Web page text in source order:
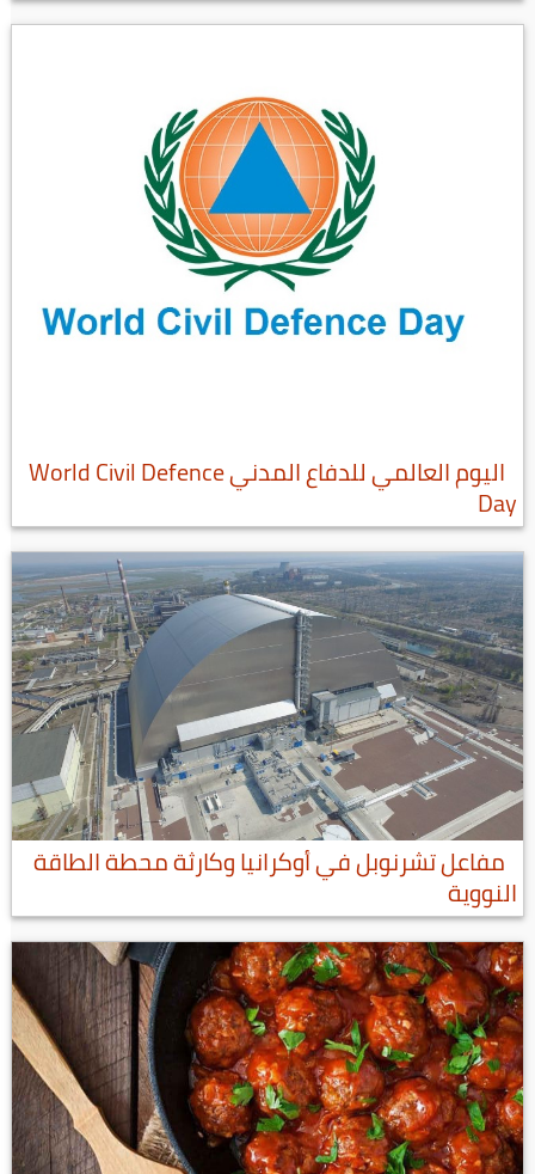
اليوم العالمي للدفاع المدني World Civil Defence
Day
مفاعل تشرنوبل في أوكرانيا وكارثة محطة الطاقة
النووية